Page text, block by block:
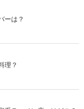
ーは？
理？